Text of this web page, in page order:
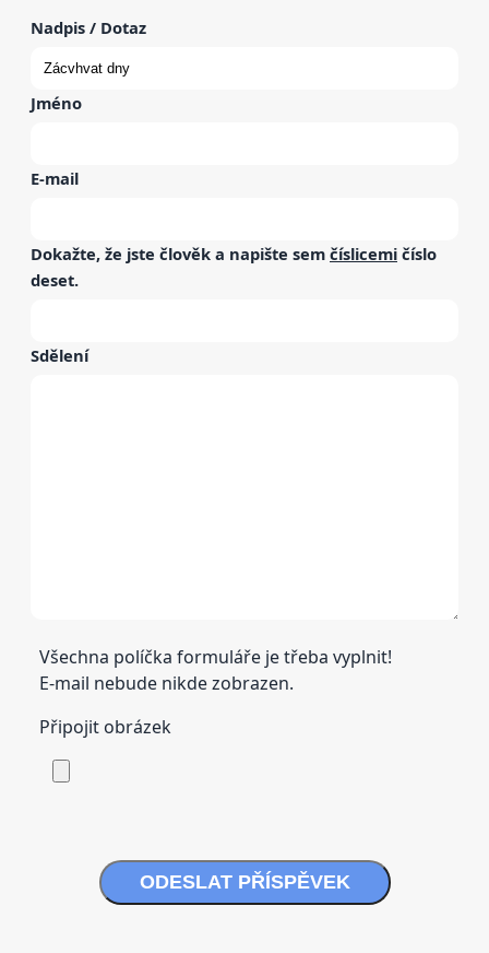
Nadpis / Dotaz
Jméno
E-mail
Dokažte, že jste člověk a napište sem číslicemi číslo
deset.
Sdělení
Všechna políčka formuláře je třeba vyplnit!
E-mail nebude nikde zobrazen.
Připojit obrázek
ODESLAT PŘÍSPĚVEK